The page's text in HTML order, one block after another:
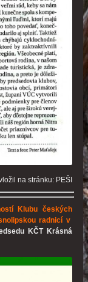
na stránku: PEŠI
Klubu českých
radnicí v
KČT Krásná